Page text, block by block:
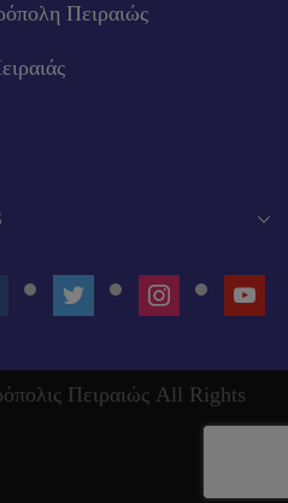
Πειραιώς
TWITTER INSTAGRAM
Πειραιώς All Rights